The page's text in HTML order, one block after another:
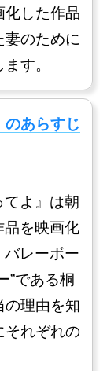
化した作品
妻のために
す。
のあらすじ
てよ』は朝
品を映画化
バレーボー
”である桐
の理由を知
それぞれの